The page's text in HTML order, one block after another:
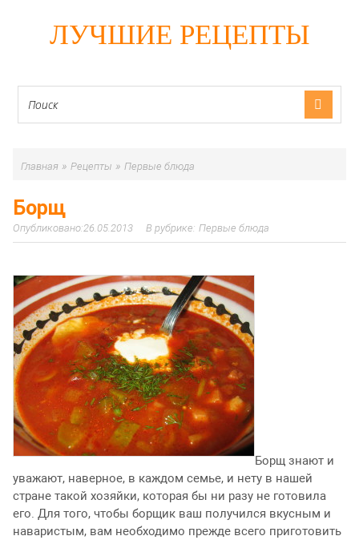
ЛУЧШИЕ РЕЦЕПТЫ
Главная » Рецепты » Первые блюда
Борщ
26.05.2013 Первые блюда
Борщ знают и
уважают, наверное, в каждом семье, и нету в нашей
стране такой хозяйки, которая бы ни разу не готовила
его. Для того, чтобы борщик ваш получился вкусным и
наваристым, вам необходимо прежде всего приготовить